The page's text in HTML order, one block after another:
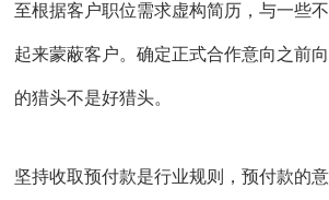
至根据客户职位需求虚构简历，与一些
起来蒙蔽客户。确定正式合作意向之前
的猎头不是好猎头。
坚持收取预付款是行业规则，预付款的